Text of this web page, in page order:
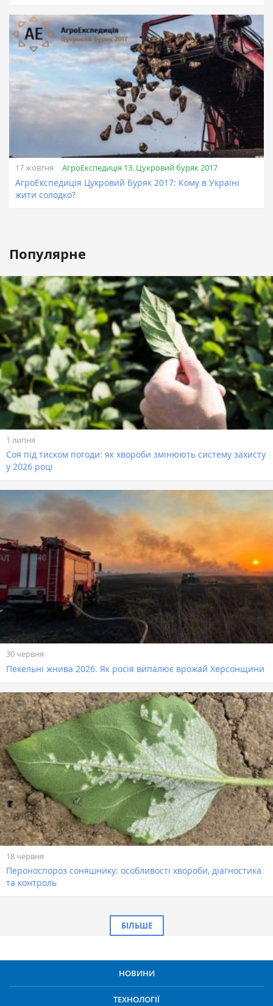
17 жовтня АгроЕкспедиція 13. Цукровий буряк 2017
АгроЕкспедиція Цукровий Буряк 2017: Кому в Україні
жити солодко?
Популярне
1 липня
Соя під тиском погоди: як хвороби змінюють систему захисту
у 2026 році
30 червня
Пекельні жнива 2026. Як росія випалює врожай Херсонщини
18 червня
Пероноспороз соняшнику: особливості хвороби, діагностика
та контроль
БІЛЬШЕ
НОВИНИ
ТЕХНОЛОГІЇ